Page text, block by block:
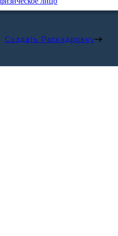
Создать Раскадровку